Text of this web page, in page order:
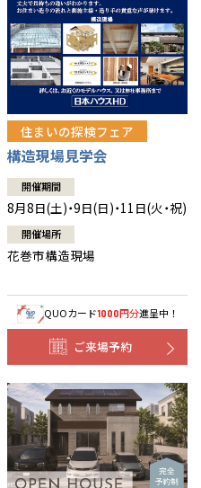
住まいの探検フェア
構造現場見学会
開催期間
8月8日(土)・9日(日)・11日(火・祝)
開催場所
花巻市構造現場
QUOカード1000円分進呈中！
ご来場予約